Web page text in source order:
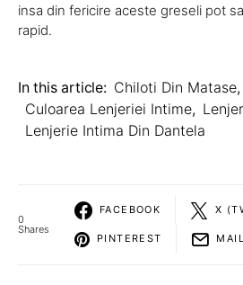
insa din fericire aceste greseli pot
rapid.
In this article: Chiloti Din Matase,
Culoarea Lenjeriei Intime,
Lenjerie Intima Din Dantela
0
Shares
FACEBOOK X
PINTEREST MAIL